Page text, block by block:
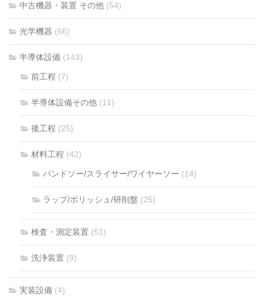
中古機器・装置 その他 (54)
光学機器 (66)
半導体設備 (143)
前工程 (7)
半導体設備その他 (11)
後工程 (25)
材料工程 (42)
バンドソー/スライサー/ワイヤーソー (14)
ラップ/ポリッシュ/研削盤 (25)
検査・測定装置 (51)
洗浄装置 (9)
実装設備 (4)